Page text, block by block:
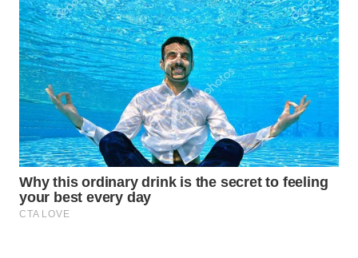
KONSUMEN
WAHANA
LISTRIK
WAHANA
TRAVEL
WAHANA
TV